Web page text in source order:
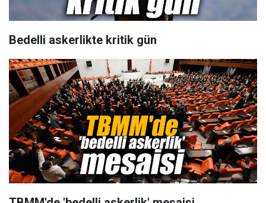
Bedelli askerlikte kritik gün